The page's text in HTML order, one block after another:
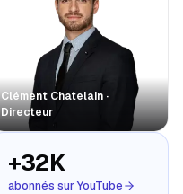
Clément Chatelain ·
Directeur
+32K
abonnés sur YouTube